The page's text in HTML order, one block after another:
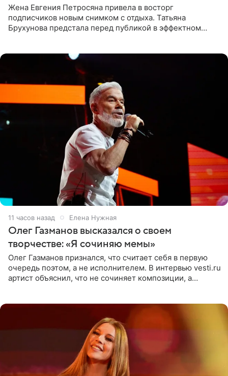
Жена Евгения Петросяна привела в восторг
подписчиков новым снимком с отдыха. Татьяна
Брухунова предстала перед публикой в эффектном
11 часов назад Елена Нужная
Олег Газманов высказался о своем
творчестве: «Я сочиняю мемы»
Олег Газманов признался, что считает себя в первую
очередь поэтом, а не исполнителем. В интервью vesti.ru
артист объяснил, что не сочиняет композиции, а